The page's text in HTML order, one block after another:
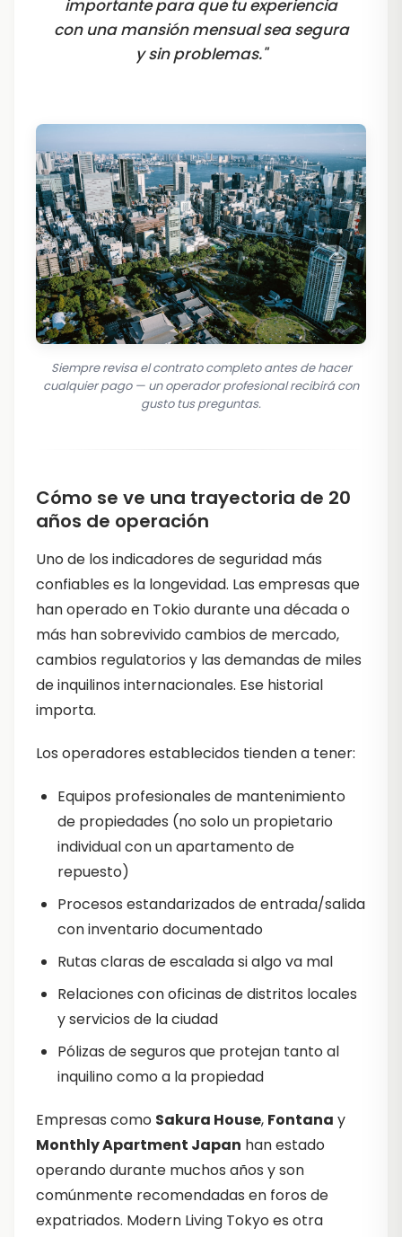
importante para que tu experiencia
con una mansión mensual sea segura
y sin problemas."
Siempre revisa el contrato completo antes de hacer
cualquier pago — un operador profesional recibirá con
gusto tus preguntas.
Cómo se ve una trayectoria de 20
años de operación
Uno de los indicadores de seguridad más
confiables es la longevidad. Las empresas que
han operado en Tokio durante una década o
más han sobrevivido cambios de mercado,
cambios regulatorios y las demandas de miles
de inquilinos internacionales. Ese historial
importa.
Los operadores establecidos tienden a tener:
Equipos profesionales de mantenimiento
de propiedades (no solo un propietario
individual con un apartamento de
repuesto)
Procesos estandarizados de entrada/salida
con inventario documentado
Rutas claras de escalada si algo va mal
Relaciones con oficinas de distritos locales
y servicios de la ciudad
Pólizas de seguros que protejan tanto al
inquilino como a la propiedad
Empresas como Sakura House, Fontana y
Monthly Apartment Japan han estado
operando durante muchos años y son
comúnmente recomendadas en foros de
expatriados. Modern Living Tokyo es otra